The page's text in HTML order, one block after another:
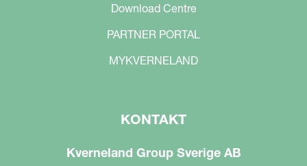
Download Centre
PARTNER PORTAL
MYKVERNELAND
KONTAKT
Kverneland Group Sverige AB